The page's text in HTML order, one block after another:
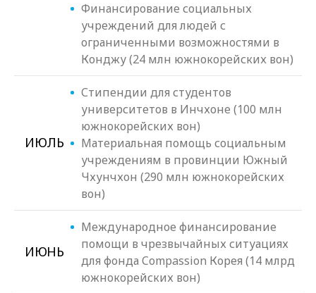
Финансирование социальных
учреждений для людей с
ограниченными возможностями в
Конджу (24 млн южнокорейских вон)
ИЮЛЬ
Стипендии для студентов
университетов в Инчхоне (100 млн
южнокорейских вон)
Материальная помощь социальным
учреждениям в провинции Южный
Чхунчхон (290 млн южнокорейских
вон)
ИЮНЬ
Международное финансирование
помощи в чрезвычайных ситуациях
для фонда Compassion Корея (14 млрд
южнокорейских вон)